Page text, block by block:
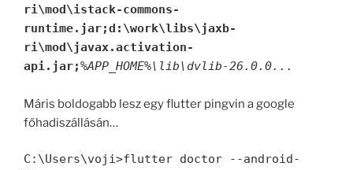
ri\mod\istack-commons-
runtime.jar;d:\work\libs\jaxb-
ri\mod\javax.activation-
api.jar;%APP_HOME%\lib\dvlib-26.0.0...
Máris boldogabb lesz egy flutter pingvin a google
főhadiszállásán…
C:\Users\voji>flutter doctor --android-